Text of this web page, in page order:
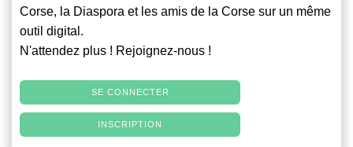
Corse, la Diaspora et les amis de la Corse sur un même
outil digital.
N'attendez plus ! Rejoignez-nous !
SE CONNECTER
INSCRIPTION